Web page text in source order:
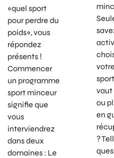
«quel sport
pour perdre du
poids», vous
répondez
présents !
Commencer
un programme
sport minceur
signifie que
vous
interviendrez
dans deux
domaines : Le
vaut
ou
en
?